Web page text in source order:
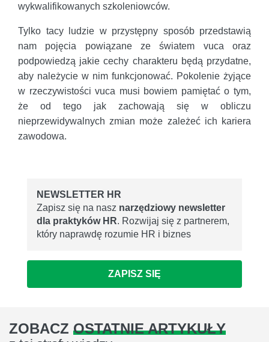
wykwalifikowanych szkoleniowców.
Tylko tacy ludzie w przystępny sposób przedstawią
nam pojęcia powiązane ze światem vuca oraz
podpowiedzą jakie cechy charakteru będą przydatne,
aby należycie w nim funkcjonować. Pokolenie żyjące
w rzeczywistości vuca musi bowiem pamiętać o tym,
że od tego jak zachowają się w obliczu
nieprzewidywalnych zmian może zależeć ich kariera
zawodowa.
NEWSLETTER HR
Zapisz się na nasz narzędziowy newsletter
dla praktyków HR. Rozwijaj się z partnerem,
który naprawdę rozumie HR i biznes
ZAPISZ SIĘ
ZOBACZ OSTATNIE ARTYKUŁY